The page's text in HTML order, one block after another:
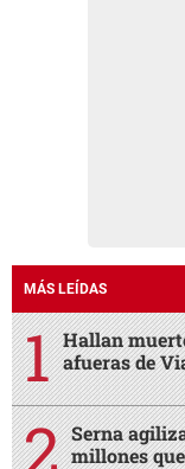
MÁS LEÍDAS
Hallan
afueras de
Serna
millones